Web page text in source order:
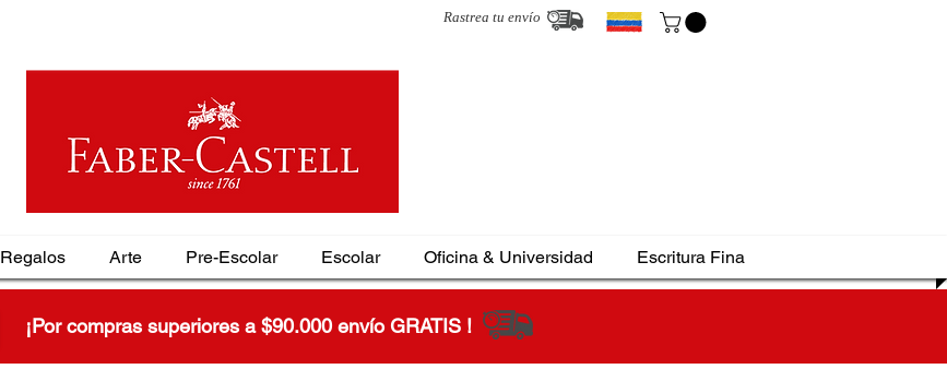
Rastrea tu envío
Regalos Arte Pre-Escolar Escolar Oficina & Universidad Escritura Fina
¡Por compras superiores a $90.000 envío GRATIS !